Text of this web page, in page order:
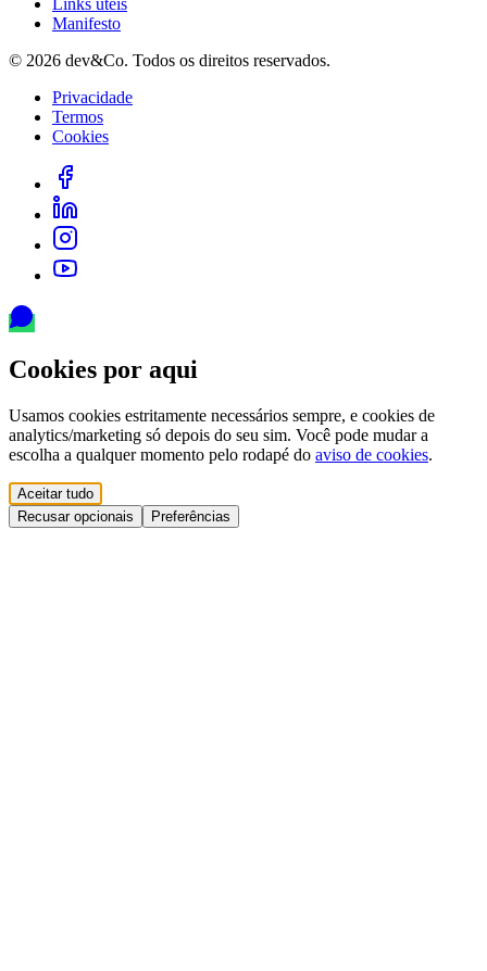
Links úteis
Manifesto
© 2026 dev&Co. Todos os direitos reservados.
Privacidade
Termos
Cookies
Cookies por aqui
Usamos cookies estritamente necessários sempre, e cookies de
analytics/marketing só depois do seu sim. Você pode mudar a
escolha a qualquer momento pelo rodapé do aviso de cookies.
Aceitar tudo
Recusar opcionais
Preferências